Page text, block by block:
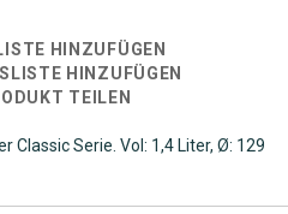
HINZUFÜGEN
HINZUFÜGEN
TEILEN
Classic Serie. Vol: 1,4 Liter, Ø: 129